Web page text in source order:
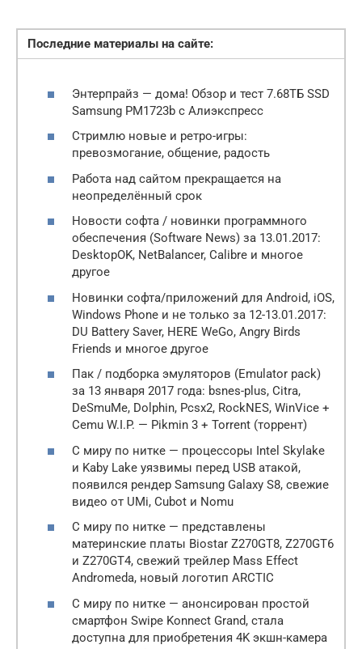
Последние материалы на сайте:
Энтерпрайз — дома! Обзор и тест 7.68ТБ SSD
Samsung PM1723b с Алиэкспресс
Стримлю новые и ретро-игры:
превозмогание, общение, радость
Работа над сайтом прекращается на
неопределённый срок
Новости софта / новинки программного
обеспечения (Software News) за 13.01.2017:
DesktopOK, NetBalancer, Calibre и многое
другое
Новинки софта/приложений для Android, iOS,
Windows Phone и не только за 12-13.01.2017:
DU Battery Saver, HERE WeGo, Angry Birds
Friends и многое другое
Пак / подборка эмуляторов (Emulator pack)
за 13 января 2017 года: bsnes-plus, Citra,
DeSmuMe, Dolphin, Pcsx2, RockNES, WinVice +
Cemu W.I.P. — Pikmin 3 + Torrent (торрент)
С миру по нитке — процессоры Intel Skylake
и Kaby Lake уязвимы перед USB атакой,
появился рендер Samsung Galaxy S8, свежие
видео от UMi, Cubot и Nomu
С миру по нитке — представлены
материнские платы Biostar Z270GT8, Z270GT6
и Z270GT4, свежий трейлер Mass Effect
Andromeda, новый логотип ARCTIC
С миру по нитке — анонсирован простой
смартфон Swipe Konnect Grand, стала
доступна для приобретения 4K экшн-камера